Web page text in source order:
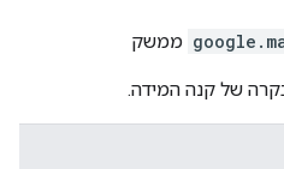
ממשק
של קנה המידה.